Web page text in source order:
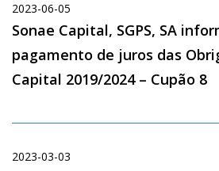
2023-06-05
Sonae Capital, SGPS, SA
pagamento de juros das
Capital 2019/2024 – Cupão 8
2023-03-03